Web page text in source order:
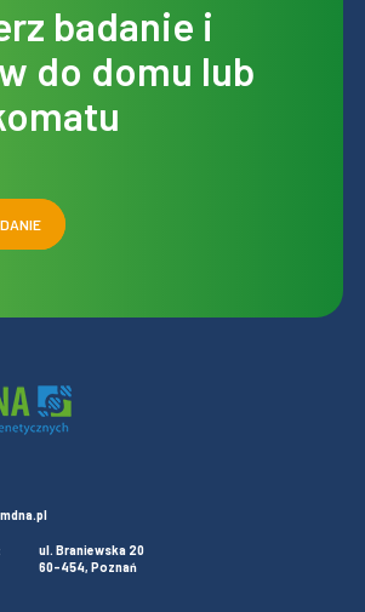
badanie i
do domu lub
ul. Braniewska 20
60-454, Poznań